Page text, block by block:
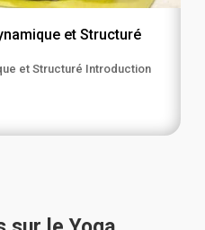
et Structuré
et Structuré Introduction